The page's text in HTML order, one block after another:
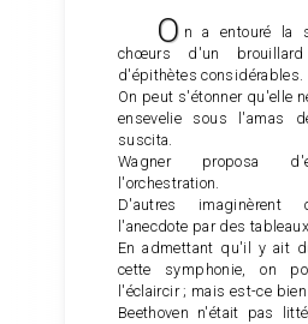
O n a entouré la
chœurs d'un
d'épithètes considérables.
On peut s'étonner qu'elle
ensevelie sous l'amas
suscita.
Wagner proposa
l'orchestration.
D'autres imaginèrent
l'anecdote par des
En admettant qu'il y ait
cette symphonie, on
l'éclaircir ; mais est-ce
Beethoven n'était pas